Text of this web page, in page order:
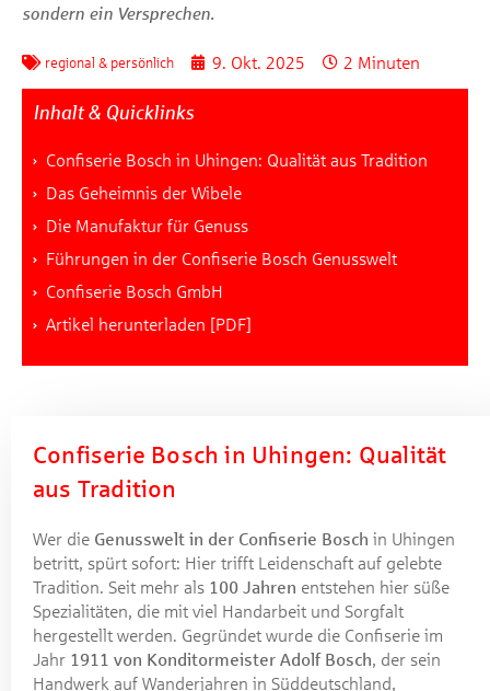
sondern ein Versprechen.
regional & persönlich 9. Okt. 2025 2 Minuten
Inhalt & Quicklinks
Confiserie Bosch in Uhingen: Qualität aus Tradition
Das Geheimnis der Wibele
Die Manufaktur für Genuss
Führungen in der Confiserie Bosch Genusswelt
Confiserie Bosch GmbH
Artikel herunterladen [PDF]
Confiserie Bosch in Uhingen: Qualität
aus Tradition
Wer die Genusswelt in der Confiserie Bosch in Uhingen
betritt, spürt sofort: Hier trifft Leidenschaft auf gelebte
Tradition. Seit mehr als 100 Jahren entstehen hier süße
Spezialitäten, die mit viel Handarbeit und Sorgfalt
hergestellt werden. Gegründet wurde die Confiserie im
Jahr 1911 von Konditormeister Adolf Bosch, der sein
Handwerk auf Wanderjahren in Süddeutschland,